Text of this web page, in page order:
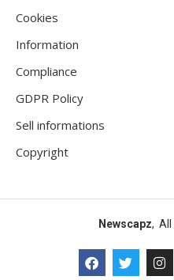
Cookies
Information
Compliance
GDPR Policy
Sell informations
Copyright
Newscapz, All